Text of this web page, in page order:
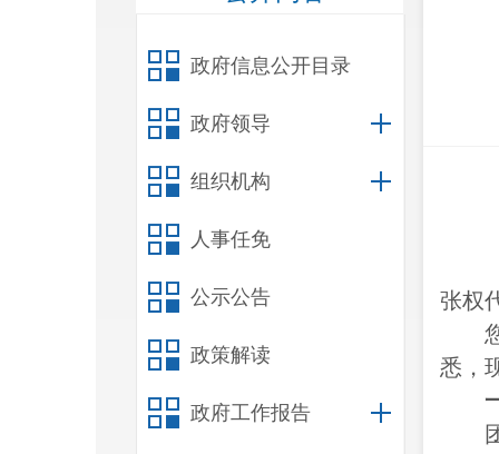
政府信息公开目录
政府领导
组织机构
人事任免
公示公告
政策解读
政府工作报告
张权
悉，